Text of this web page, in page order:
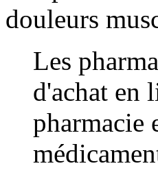
douleurs
Les
d'achat en
pharmacie